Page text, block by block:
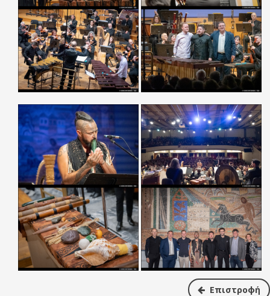
Επιστροφή